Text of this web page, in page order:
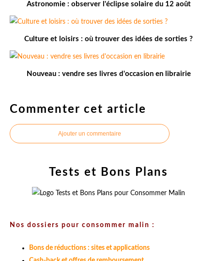
Astronomie : observer l'éclipse solaire du 12 août
Culture et loisirs : où trouver des idées de sorties ?
Nouveau : vendre ses livres d'occasion en librairie
Commenter cet article
Ajouter un commentaire
Tests et Bons Plans
Nos dossiers pour consommer malin :
Bons de réductions : sites et applications